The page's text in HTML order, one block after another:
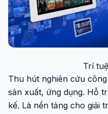
Trí
Thu hút nghiên cứu
sản xuất, ứng dụng. Hỗ
kế. Là nền tảng cho giải